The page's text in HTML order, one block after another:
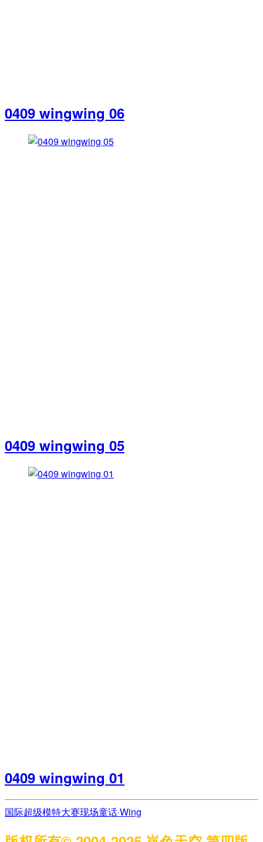
0409 wingwing 06
0409 wingwing 05
0409 wingwing 01
国际超级模特大赛现场童话·Wing